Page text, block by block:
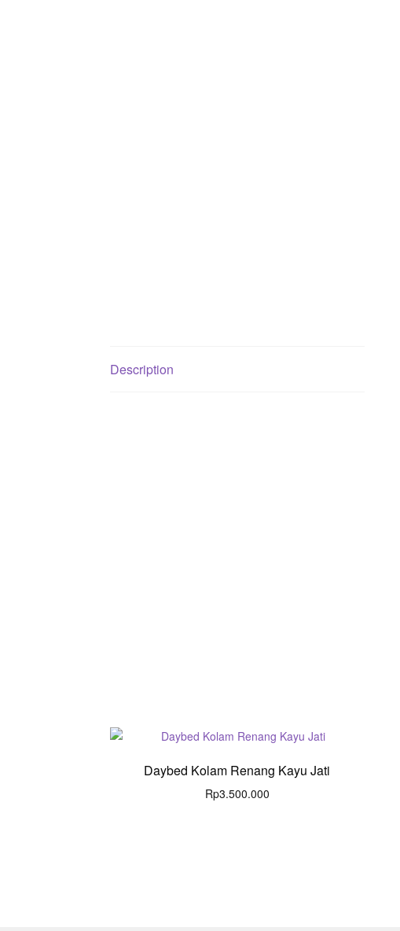
Description
Daybed Kolam Renang Kayu Jati
Rp3.500.000